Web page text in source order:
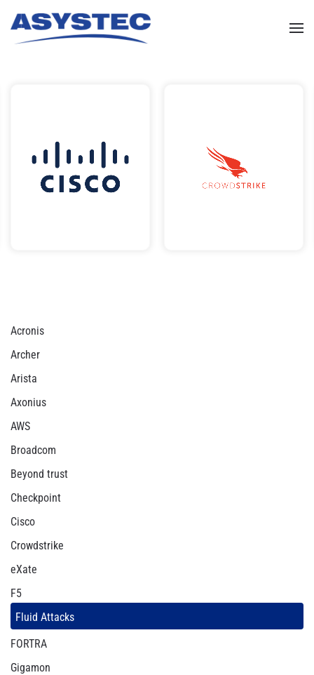
Skip to main content
Acronis
Archer
Arista
Axonius
AWS
Broadcom
Beyond trust
Checkpoint
Cisco
Crowdstrike
eXate
F5
Fluid Attacks
FORTRA
Gigamon